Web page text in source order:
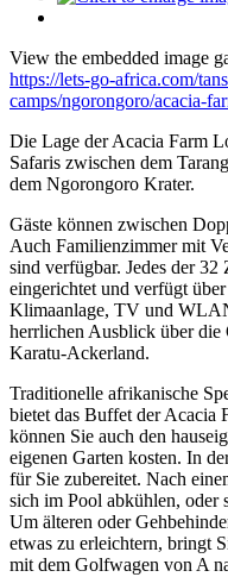
View the embedded image
https://lets-go-africa.com/
camps/ngorongoro/acacia-
Die Lage der Acacia Farm
Safaris zwischen dem
dem Ngorongoro Krater.
Gäste können zwischen
Auch Familienzimmer mit
sind verfügbar. Jedes der
eingerichtet und verfügt
Klimaanlage, TV und
herrlichen Ausblick über die
Karatu-Ackerland.
Traditionelle afrikanische
bietet das Buffet der Acacia
können Sie auch den
eigenen Garten kosten. In
für Sie zubereitet. Nach
sich im Pool abkühlen, oder
Um älteren oder
etwas zu erleichtern, bringt
mit dem Golfwagen von A